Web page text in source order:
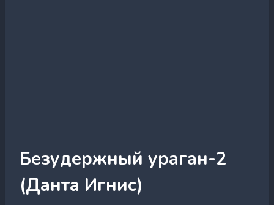
Безудержный ураган-2
(Данта Игнис)